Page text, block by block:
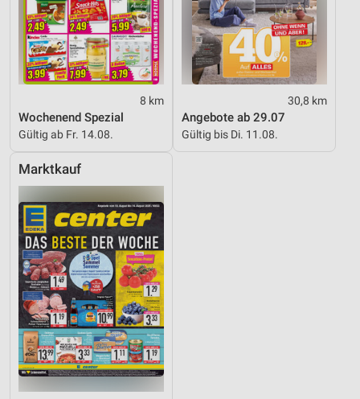
8 km
Wochenend Spezial
Gültig ab Fr. 14.08.
30,8 km
Angebote ab 29.07
Gültig bis Di. 11.08.
Marktkauf